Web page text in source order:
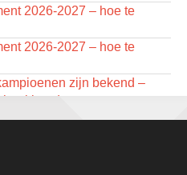
2026-2027 – hoe te
2026-2027 – hoe te
zijn bekend –
zijn bekend – Update: